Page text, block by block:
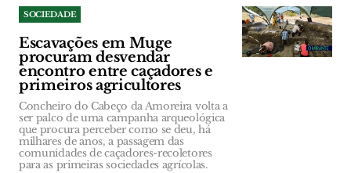
SOCIEDADE
Escavações em Muge
procuram desvendar
encontro entre caçadores e
primeiros agricultores
Concheiro do Cabeço da Amoreira volta a
ser palco de uma campanha arqueológica
que procura perceber como se deu, há
milhares de anos, a passagem das
comunidades de caçadores-recoletores
para as primeiras sociedades agrícolas.